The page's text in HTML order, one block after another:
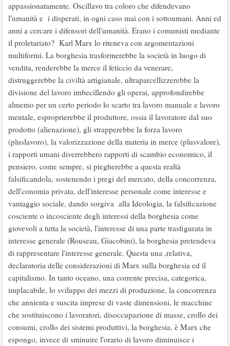
appassionatamente. Oscillavo tra coloro che difendevano
l'umanità e i disperati, in ogni caso mai con i sottoumani. Anni ed
anni a cercare i difensori dell'umanità. Erano i comunisti mediante
il proletariato? Karl Marx lo riteneva con argomentazioni
multiformi. La borghesia trasformerebbe la società in luogo di
vendita, renderebbe la merce il feticcio da venerare,
distruggerebbe la civiltà artigianale, ultraparcellizzerebbe la
divisione del lavoro imbecillendo gli operai, approfondirebbe
almemo per un certo periodo lo scarto tra lavoro manuale e lavoro
mentale, esproprierebbe il produttore, ossia il lavoratore dal suo
prodotto (alienazione), gli strapperebbe la forza lavoro
(pluslavoro), la valorizzazione della materia in merce (plusvalore),
i rapporti umani diverrebbero rapporti di scambio economico, il
pensiero, come sempre, si piegherebbe a questa realtà
falsificandola, sostenendo i pregi del mercato, della concorrenza,
dell'conomia privata, dell'interesse personale come interesse e
vantaggio sociale, dando sorgiva alla Ideologia, la falsificazione
cosciente o incosciente degli interessi della borghesia come
giovevoli a tutta la società, l'interesse di una parte trasfigurata in
interesse generale (Rouseau, Giacobini), la borghesia pretendeva
di rappresentare l'interesse generale. Questa una ,relativa,
declaratoria delle considerazioni di Marx sulla borghesia ed il
capitalismo. In tanto oceano, una corrente precisa, categorica,
implacabile, lo sviluppo dei mezzi di produzione, la concorrenza
che annienta e suscita imprese di vaste dimensioni, le macchine
che sostituiscono i lavoratori, disoccupazione di masse, crollo dei
consumi, crollo dei sistemi produttivi, la borghesia, è Marx che
espongo, invece di sminuire l'orario di lavoro diminuisce i